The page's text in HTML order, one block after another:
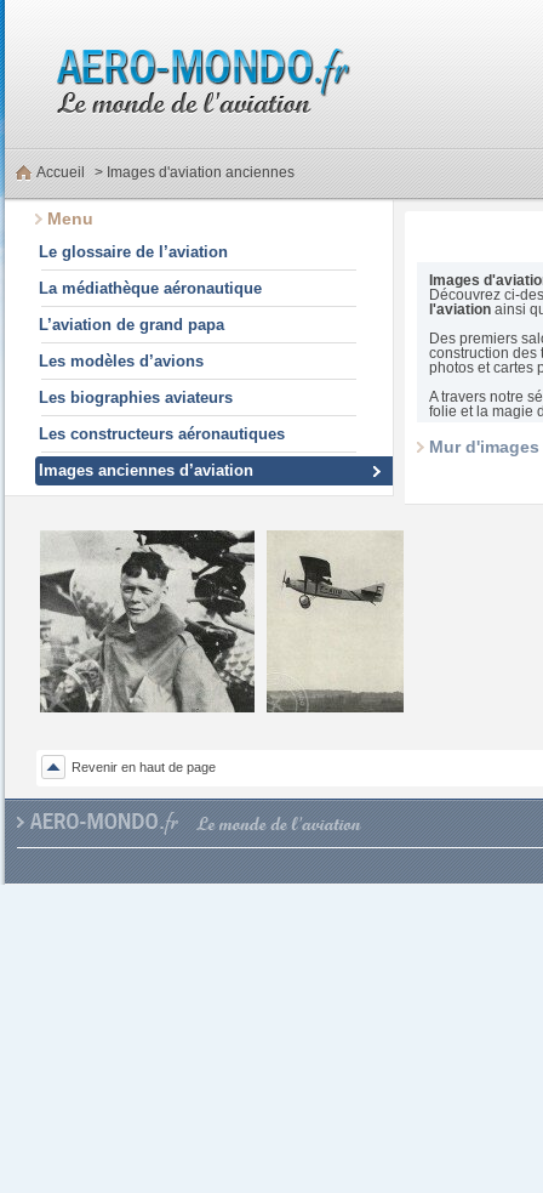
Accueil > Images d'aviation anciennes
Menu
Le glossaire de l’aviation
La médiathèque aéronautique
L’aviation de grand papa
Les modèles d’avions
Les biographies aviateurs
Les constructeurs aéronautiques
Images anciennes d’aviation
Images
Découvrez ci-
l'aviation ainsi
Des premiers
construction des
photos et cartes
A travers notre
folie et la magie
Mur
Revenir en haut de page